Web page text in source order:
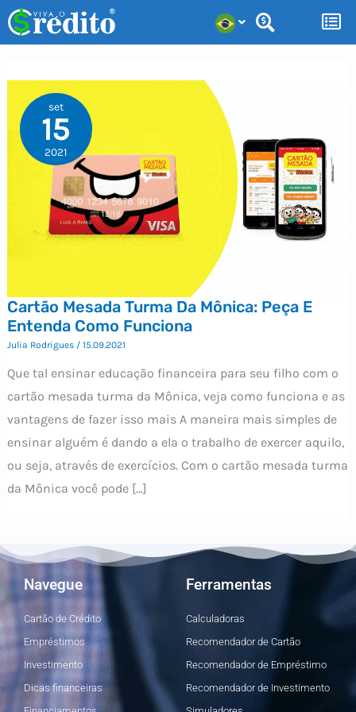
para
conteúdo
set
15
2021
Cartão Mesada Turma Da Mônica: Peça E
Entenda Como Funciona
Julia Rodrigues / 15.09.2021
Que tal ensinar educação financeira para seu filho com o
cartão mesada turma da Mônica, veja como funciona e as
vantagens de fazer isso mais A maneira mais simples de
ensinar alguém é dando a ela o trabalho de exercer aquilo,
ou seja, através de exercícios. Com o cartão mesada turma
da Mônica você pode […]
Navegue
Cartão de Crédito
Empréstimos
Investimento
Dicas financeiras
Ferramentas
Calculadoras
Recomendador de Cartão
Recomendador de Empréstimo
Recomendador de Investimento